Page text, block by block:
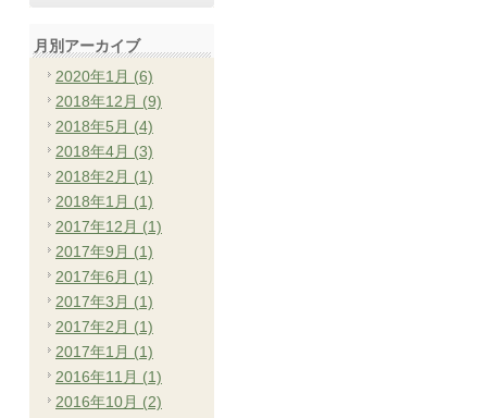
月別アーカイブ
2020年1月 (6)
2018年12月 (9)
2018年5月 (4)
2018年4月 (3)
2018年2月 (1)
2018年1月 (1)
2017年12月 (1)
2017年9月 (1)
2017年6月 (1)
2017年3月 (1)
2017年2月 (1)
2017年1月 (1)
2016年11月 (1)
2016年10月 (2)